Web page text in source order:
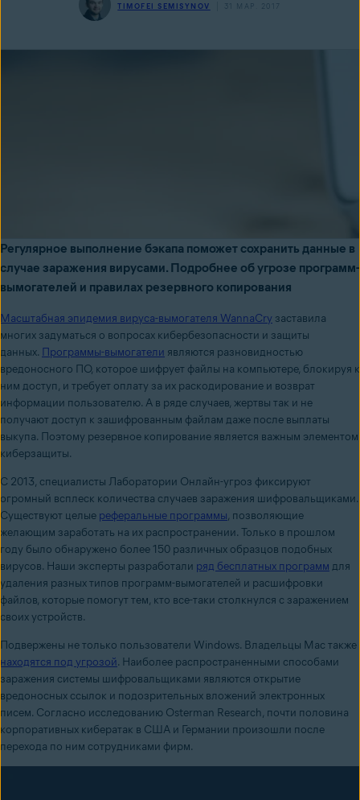
TIMOFEI SEMISYNOV 31 МАР. 2017
Регулярное выполнение бэкапа поможет сохранить данные в
случае заражения вирусами. Подробнее об угрозе программ-
вымогателей и правилах резервного копирования
Масштабная эпидемия вируса-вымогателя WannaCry заставила
многих задуматься о вопросах кибербезопасности и защиты
данных. Программы-вымогатели являются разновидностью
вредоносного ПО, которое шифрует файлы на компьютере, блокируя к
ним доступ, и требует оплату за их раскодирование и возврат
информации пользователю. А в ряде случаев, жертвы так и не
получают доступ к зашифрованным файлам даже после выплаты
выкупа. Поэтому резервное копирование является важным элементом
киберзащиты.
С 2013, специалисты Лаборатории Онлайн-угроз фиксируют
огромный всплеск количества случаев заражения шифровальщиками.
Существуют целые реферальные программы, позволяющие
желающим заработать на их распространении. Только в прошлом
году было обнаружено более 150 различных образцов подобных
вирусов. Наши эксперты разработали ряд бесплатных программ для
удаления разных типов программ-вымогателей и расшифровки
файлов, которые помогут тем, кто все-таки столкнулся с заражением
своих устройств.
Подвержены не только пользователи Windows. Владельцы Mac также
находятся под угрозой. Наиболее распространенными способами
заражения системы шифровальщиками являются открытие
вредоносных ссылок и подозрительных вложений электронных
писем. Согласно исследованию Osterman Research, почти половина
корпоративных кибератак в США и Германии произошли после
перехода по ним сотрудниками фирм.